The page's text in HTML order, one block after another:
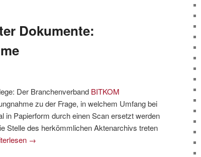
Dokumente:
Der Branchenverband BITKOM
zu der Frage, in welchem Umfang bei
in Papierform durch einen Scan ersetzt werden
Stelle des herkömmlichen Aktenarchivs treten
→